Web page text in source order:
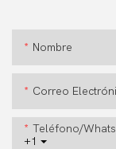
Nombre
Correo
+1
Teléfono/